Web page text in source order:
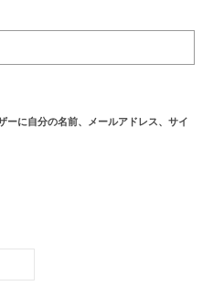
ーに自分の名前、メールアドレス、サイ